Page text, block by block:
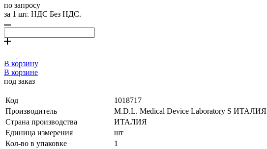
по запросу
за 1 шт. НДС Без НДС.
В корзину
В корзине
под заказ
Код
1018717
Производитель
M.D.L. Medical Device Laboratory S ИТАЛИЯ
Страна производства
ИТАЛИЯ
Единица измерения
шт
Кол-во в упаковке
1